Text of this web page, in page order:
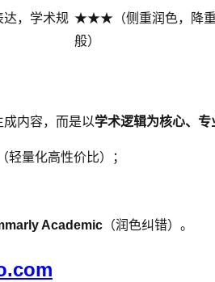
，学术规 ★★★（侧重润色，降
般）
成内容，而是以学术逻辑为核心、
（轻量化高性价比）；
Academic （润色纠错）。